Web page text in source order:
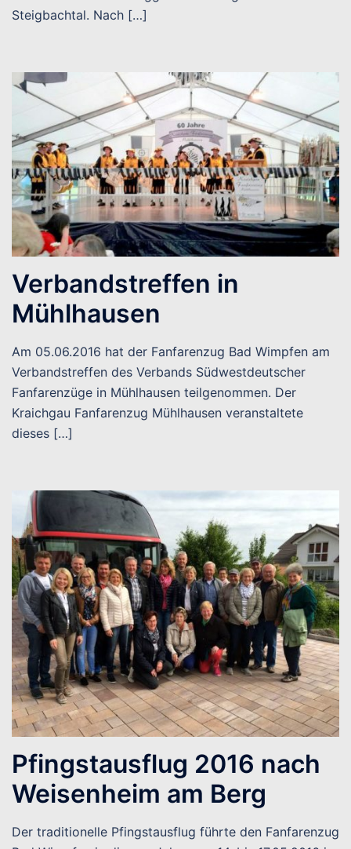
Steigbachtal. Nach […]
Verbandstreffen in
Mühlhausen
Am 05.06.2016 hat der Fanfarenzug Bad Wimpfen am
Verbandstreffen des Verbands Südwestdeutscher
Fanfarenzüge in Mühlhausen teilgenommen. Der
Kraichgau Fanfarenzug Mühlhausen veranstaltete
dieses […]
Pfingstausflug 2016 nach
Weisenheim am Berg
Der traditionelle Pfingstausflug führte den Fanfarenzug